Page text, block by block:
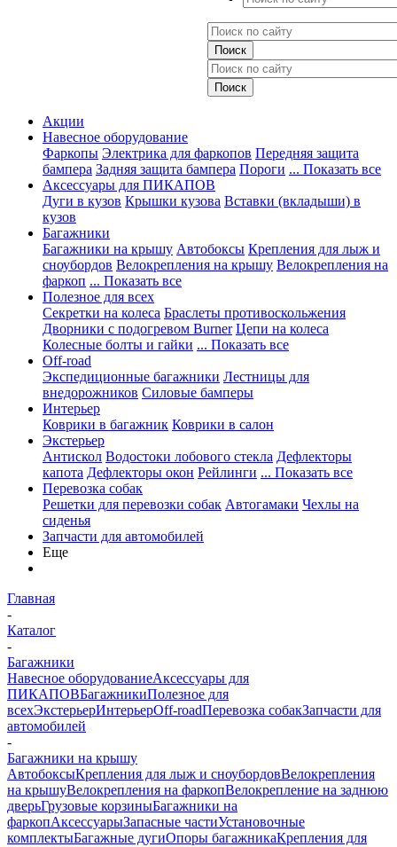
Акции
Навесное оборудование
Фаркопы Электрика для фаркопов Передняя защита
бампера Задняя защита бампера Пороги ... Показать все
Аксессуары для ПИКАПОВ
Дуги в кузов Крышки кузова Вставки (вкладыши) в
кузов
Багажники
Багажники на крышу Автобоксы Крепления для лыж и
сноубордов Велокрепления на крышу Велокрепления на
фаркоп ... Показать все
Полезное для всех
Секретки на колеса Браслеты противоскольжения
Дворники с подогревом Burner Цепи на колеса
Колесные болты и гайки ... Показать все
Off-road
Экспедиционные багажники Лестницы для
внедорожников Силовые бамперы
Интерьер
Коврики в багажник Коврики в салон
Экстерьер
Антискол Водостоки лобового стекла Дефлекторы
капота Дефлекторы окон Рейлинги ... Показать все
Перевозка собак
Решетки для перевозки собак Автогамаки Чехлы на
сиденья
Запчасти для автомобилей
Еще
Главная
-
Каталог
-
Багажники
Навесное оборудованиеАксессуары для
ПИКАПОВБагажникиПолезное для
всехЭкстерьерИнтерьерOff-roadПеревозка собакЗапчасти для
автомобилей
-
Багажники на крышу
АвтобоксыКрепления для лыж и сноубордовВелокрепления
на крышуВелокрепления на фаркопВелокрепление на заднюю
дверьГрузовые корзиныБагажники на
фаркопАксессуарыЗапасные частиУстановочные
комплектыБагажные дугиОпоры багажникаКрепления для